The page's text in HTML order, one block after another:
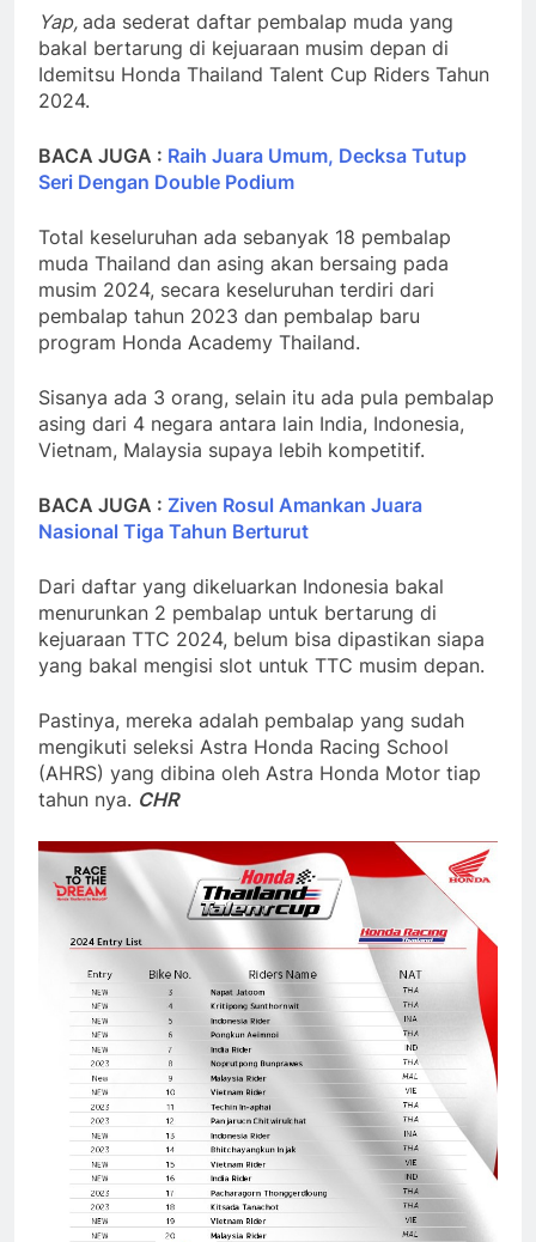
Yap, ada sederat daftar pembalap muda yang
bakal bertarung di kejuaraan musim depan di
Idemitsu Honda Thailand Talent Cup Riders Tahun
2024.
BACA JUGA : Raih Juara Umum, Decksa Tutup
Seri Dengan Double Podium
Total keseluruhan ada sebanyak 18 pembalap
muda Thailand dan asing akan bersaing pada
musim 2024, secara keseluruhan terdiri dari
pembalap tahun 2023 dan pembalap baru
program Honda Academy Thailand.
Sisanya ada 3 orang, selain itu ada pula pembalap
asing dari 4 negara antara lain India, Indonesia,
Vietnam, Malaysia supaya lebih kompetitif.
BACA JUGA : Ziven Rosul Amankan Juara
Nasional Tiga Tahun Berturut
Dari daftar yang dikeluarkan Indonesia bakal
menurunkan 2 pembalap untuk bertarung di
kejuaraan TTC 2024, belum bisa dipastikan siapa
yang bakal mengisi slot untuk TTC musim depan.
Pastinya, mereka adalah pembalap yang sudah
mengikuti seleksi Astra Honda Racing School
(AHRS) yang dibina oleh Astra Honda Motor tiap
tahun nya. CHR